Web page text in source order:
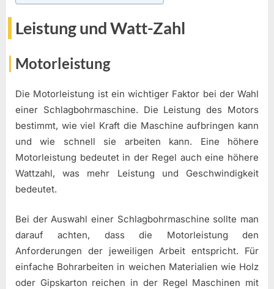
Leistung und Watt-Zahl
Motorleistung
Die Motorleistung ist ein wichtiger Faktor bei der Wahl
einer Schlagbohrmaschine. Die Leistung des Motors
bestimmt, wie viel Kraft die Maschine aufbringen kann
und wie schnell sie arbeiten kann. Eine höhere
Motorleistung bedeutet in der Regel auch eine höhere
Wattzahl, was mehr Leistung und Geschwindigkeit
bedeutet.
Bei der Auswahl einer Schlagbohrmaschine sollte man
darauf achten, dass die Motorleistung den
Anforderungen der jeweiligen Arbeit entspricht. Für
einfache Bohrarbeiten in weichen Materialien wie Holz
oder Gipskarton reichen in der Regel Maschinen mit